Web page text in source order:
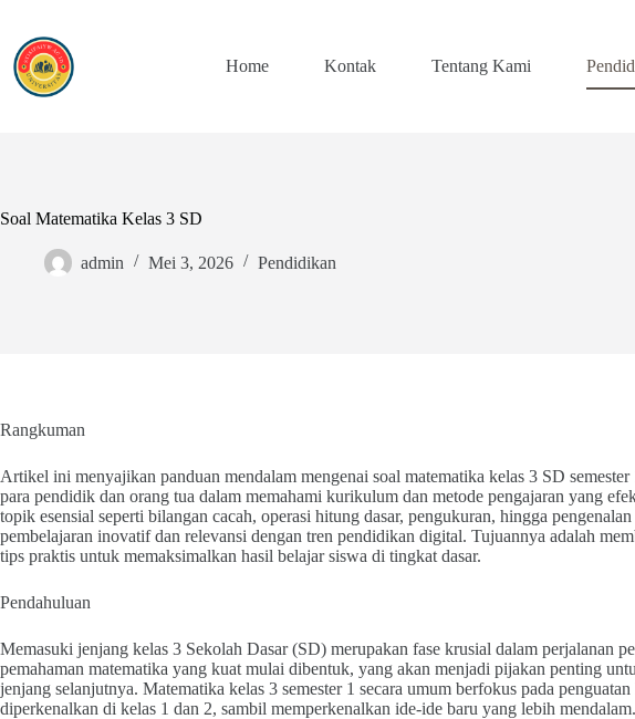
content
Home
Kontak Tentang Kami
Soal Matematika Kelas 3 SD
admin Mei 3, 2026 Pendidikan
Rangkuman
Artikel ini menyajikan panduan mendalam mengenai soal matematika kelas 3 SD
para pendidik dan orang tua dalam memahami kurikulum dan metode pengajaran yang
topik esensial seperti bilangan cacah, operasi hitung dasar, pengukuran, hingga
pembelajaran inovatif dan relevansi dengan tren pendidikan digital. Tujuannya adalah
tips praktis untuk memaksimalkan hasil belajar siswa di tingkat dasar.
Pendahuluan
Memasuki jenjang kelas 3 Sekolah Dasar (SD) merupakan fase krusial dalam perjalanan
pemahaman matematika yang kuat mulai dibentuk, yang akan menjadi pijakan penting
jenjang selanjutnya. Matematika kelas 3 semester 1 secara umum berfokus pada
diperkenalkan di kelas 1 dan 2, sambil memperkenalkan ide-ide baru yang lebih mendalam.